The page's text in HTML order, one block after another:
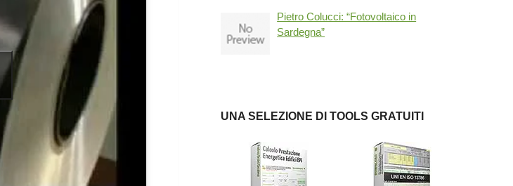
Pietro Colucci: “Fotovoltaico in
Sardegna”
UNA SELEZIONE DI TOOLS GRATUITI